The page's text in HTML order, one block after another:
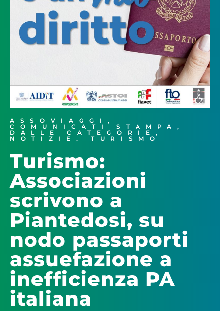
ASSOVIAGGI ,
COMUNICATI STAMPA ,
DALLE CATEGORIE ,
NOTIZIE , TURISMO
Turismo:
Associazioni
scrivono a
Piantedosi, su
nodo passaporti
assuefazione a
inefficienza PA
italiana